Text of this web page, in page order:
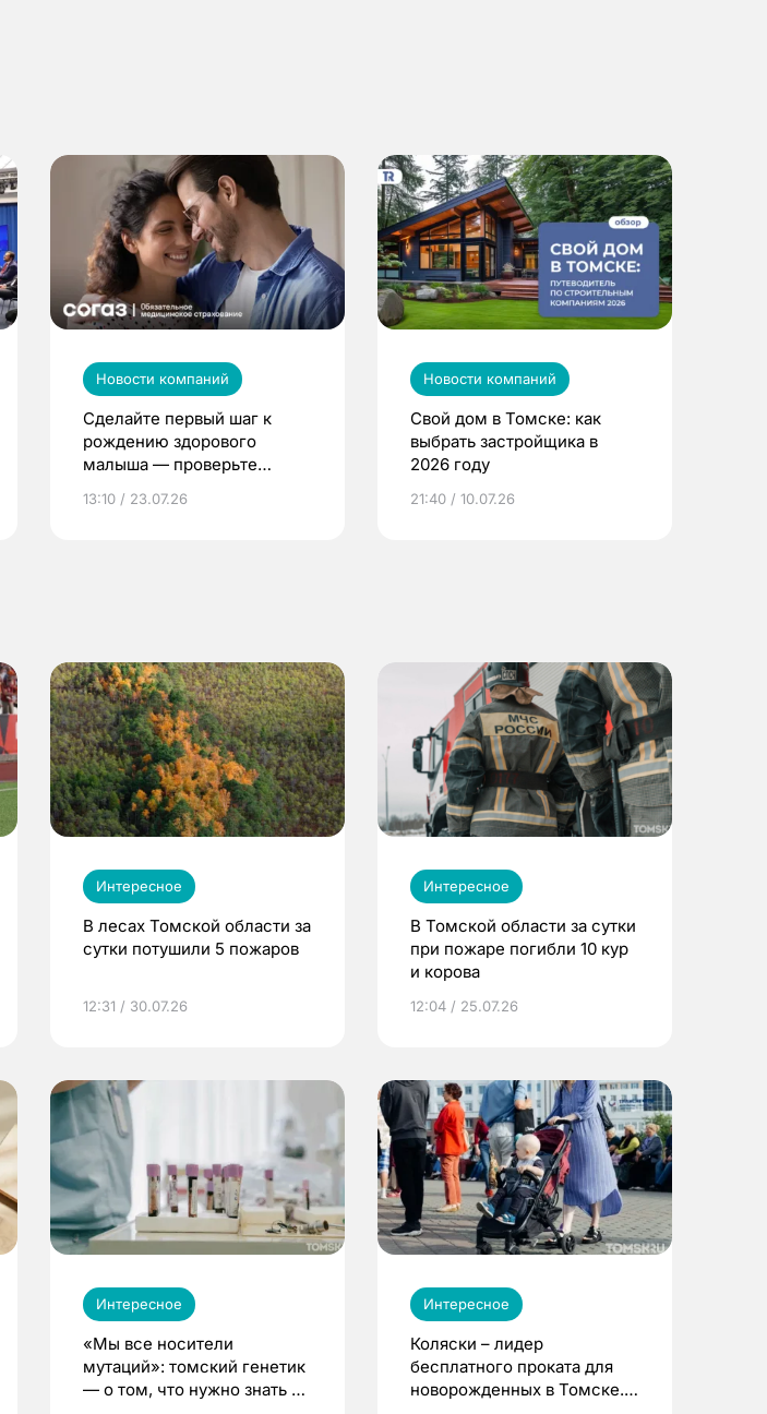
Новости компаний
Сделайте первый шаг к
рождению здорового
малыша — проверьте
по ОМС!
13:10 / 23.07.26
Новости компаний
Свой дом в Томске: как
выбрать застройщика в
2026 году
21:40 / 10.07.26
Интересное
В лесах Томской области за
сутки потушили 5 пожаров
12:31 / 30.07.26
Интересное
В Томской области за сутки
при пожаре погибли 10 кур
и корова
12:04 / 25.07.26
Интересное
«Мы все носители
мутаций»: томский генетик
— о том, что нужно знать до
Интересное
Коляски – лидер
бесплатного проката для
новорожденных в Томске.